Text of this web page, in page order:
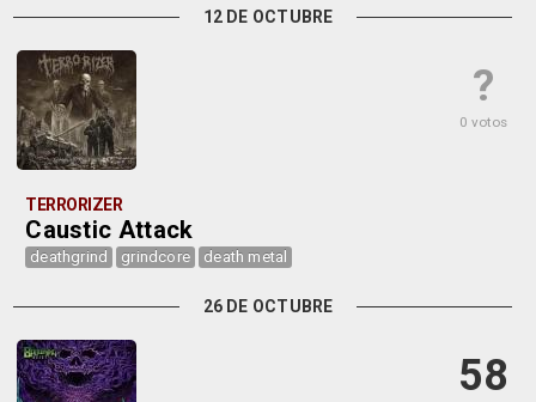
12 DE OCTUBRE
?
0 votos
TERRORIZER
Caustic Attack
deathgrind grindcore death metal
26 DE OCTUBRE
58